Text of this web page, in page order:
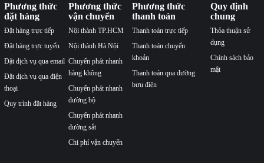
Phương thức
đặt hàng
Đặt hàng trực tiếp
Đặt hàng trực tuyến
Đặt dịch vụ qua email
Đặt dịch vụ qua điện
thoại
Quy trình đặt hàng
Phương thức
vận chuyển
Nội thành TP.HCM
Nội thành Hà Nội
Chuyển phát nhanh
hàng không
Chuyển phát nhanh
đường bộ
Chuyển phát nhanh
đường sắt
Chi phí vận chuyển
Phương thức
thanh toán
Thanh toán trực tiếp
Thanh toán chuyển
khoản
Thanh toán qua đường
bưu điện
Quy định
chung
Thỏa thuận sử
dụng
Chính sách bảo
mật